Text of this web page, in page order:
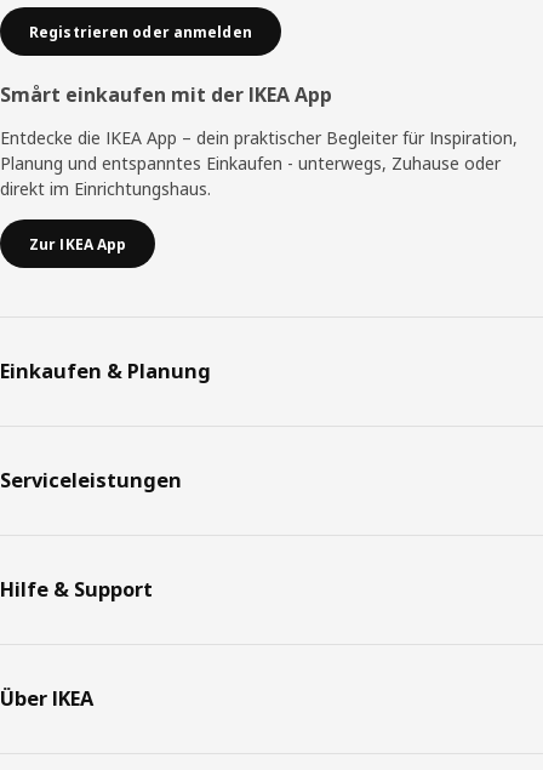
Registrieren oder anmelden
Smårt einkaufen mit der IKEA App
Entdecke die IKEA App – dein praktischer Begleiter für Inspiration,
Planung und entspanntes Einkaufen - unterwegs, Zuhause oder
direkt im Einrichtungshaus.
Zur IKEA App
Einkaufen & Planung
Serviceleistungen
Hilfe & Support
Über IKEA